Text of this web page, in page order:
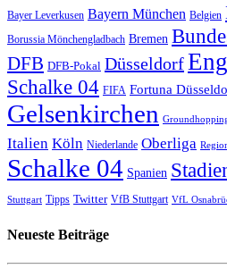
Bayer Leverkusen Bayern München Belgien
Borussia Mönchengladbach Bremen
DFB DFB-Pokal Düsseldorf
Schalke 04 FIFA Fortuna
Gelsenkirchen
Italien Köln Niederlande Oberliga
Schalke 04 Spanien
Stuttgart Tipps Twitter VfB Stuttgart VfL
Neueste Beiträge